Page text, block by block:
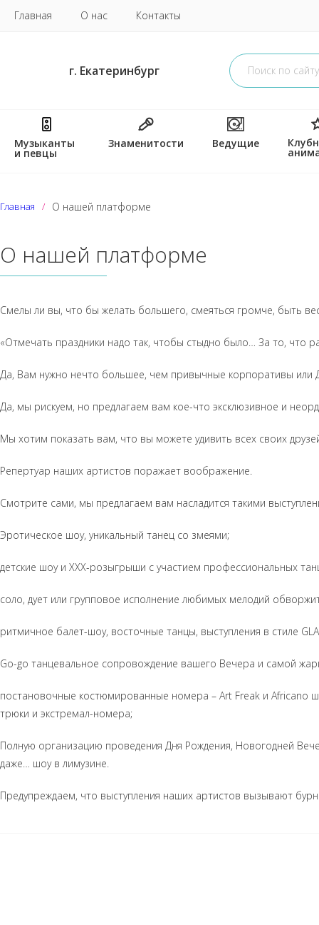
Главная О нас Контакты
г. Екатеринбург
Музыканты
и певцы
Знаменитости Ведущие
Главная О нашей платформе
О нашей платформе
Смелы ли вы, что бы желать большего, смеяться громче, быть
«Отмечать праздники надо так, чтобы стыдно было… За то, что
Да, Вам нужно нечто большее, чем привычные корпоративы или
Да, мы рискуем, но предлагаем вам кое-что эксклюзивное и
Мы хотим показать вам, что вы можете удивить всех своих
Репертуар наших артистов поражает воображение.
Смотрите сами, мы предлагаем вам насладится такими
Эротическое шоу, уникальный танец со змеями;
детские шоу и XXX-розыгрыши с участием профессиональных
соло, дует или групповое исполнение любимых мелодий
ритмичное балет-шоу, восточные танцы, выступления в стиле
Go-go танцевальное сопровождение вашего Вечера и самой
постановочные костюмированные номера – Аrt Freak и Africano
трюки и экстремал-номера;
Полную организацию проведения Дня Рождения, Новогодней
даже… шоу в лимузине.
Предупреждаем, что выступления наших артистов вызывают